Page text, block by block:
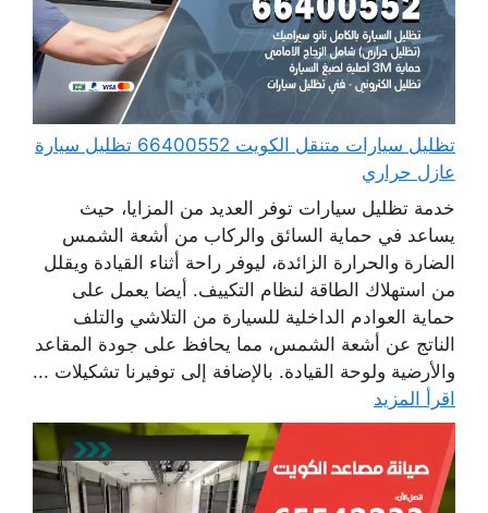
تظليل سيارات متنقل الكويت 66400552 تظليل سيارة
عازل حراري
خدمة تظليل سيارات توفر العديد من المزايا، حيث
يساعد في حماية السائق والركاب من أشعة الشمس
الضارة والحرارة الزائدة، ليوفر راحة أثناء القيادة ويقلل
من استهلاك الطاقة لنظام التكييف. أيضا يعمل على
حماية العوادم الداخلية للسيارة من التلاشي والتلف
الناتج عن أشعة الشمس، مما يحافظ على جودة المقاعد
والأرضية ولوحة القيادة. بالإضافة إلى توفيرنا تشكيلات ...
اقرأ المزيد